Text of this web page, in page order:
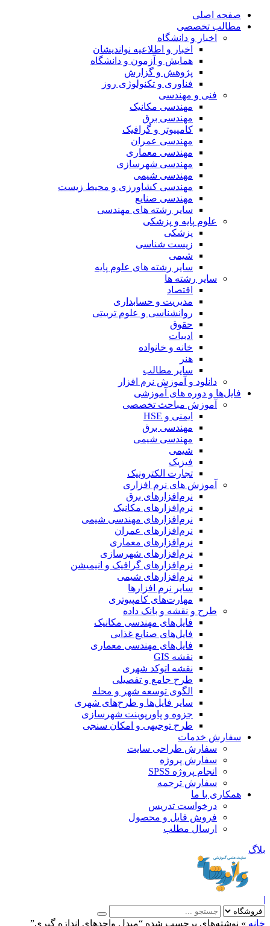
صفحه اصلی
مطالب تخصصی
اخبار و دانشگاه
اخبار و اطلاعیه نواندیشان
همایش و آزمون و دانشگاه
پژوهش و گزارش
فناوری و تکنولوژی روز
فنی و مهندسی
مهندسی مکانیک
مهندسی برق
کامپیوتر و گرافیک
مهندسی عمران
مهندسی معماری
مهندسی شهرسازی
مهندسی شیمی
مهندسی کشاورزی و محیط زیست
مهندسی صنایع
سایر رشته های مهندسی
علوم پایه و پزشکی
پزشکی
زیست شناسی
شیمی
سایر رشته های علوم پایه
سایر رشته ها
اقتصاد
مدیریت و حسابداری
روانشناسی و علوم تربیتی
حقوق
ادبیات
خانه و خانواده
هنر
سایر مطالب
دانلود و آموزش نرم افزار
فایل‌ها و دوره های آموزشی
آموزش مباحث تخصصی
ایمنی و HSE
مهندسی برق
مهندسی شیمی
شیمی
فیزیک
تجارت الکترونیک
آموزش های نرم افزاری
نرم‌افزارهای برق
نرم‌افزارهای مکانیک
نرم‌افزارهای مهندسی شیمی
نرم‌افزارهای عمران
نرم‌افزارهای معماری
نرم‌افزارهای شهرسازی
نرم‌افزارهای گرافیک و انیمیشن
نرم‌افزارهای شیمی
سایر نرم افزارها
مهارت‌های کامپیوتری
طرح و نقشه و بانک داده
فایل‌های مهندسی مکانیک
فایل‌های صنایع غذایی
فایل‌های مهندسی معماری
نقشه GIS
نقشه اتوکد شهری
طرح جامع و تفصیلی
الگوی توسعه شهر و محله
سایر فایل‌ها و طرح‌های شهری
جزوه و پاورپوینت شهرسازی
طرح توجیهی و امکان سنجی
سفارش خدمات
سفارش طراحی سایت
سفارش پروژه
انجام پروژه SPSS
سفارش ترجمه
همکاری با ما
درخواست تدریس
فروش فایل و محصول
ارسال مطلب
»نوشته‌های برچسب شده “مبدل واحدهای اندازه گیری”